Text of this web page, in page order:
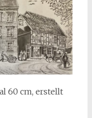
60 cm, erstellt